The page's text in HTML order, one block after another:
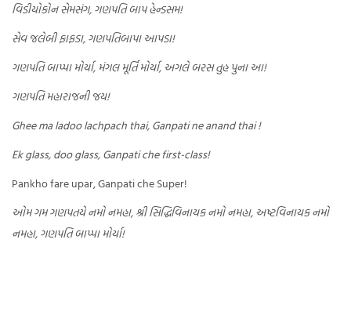
વિડીયોકોન સેમસંગ, ગણપતિ બાપ હેન્ડસમ!
સેવ જલેબી ફાફડા, ગણપતિબાપા આપડા!
ગણપતિ બાપ્પા મોર્યા, મંગલ મૂર્તિ મોર્યા, અગલે બરસ તુહ પુના આ!
ગણપતિ મહારાજની જય!
Ghee ma ladoo lachpach thai, Ganpati ne anand thai !
Ek glass, doo glass, Ganpati che first-class!
Pankho fare upar, Ganpati che Super!
ઓમ ગમ ગણપતયે નમો નમહા, શ્રી સિદ્ધિવિનાયક નમો નમહા, અષ્ટવિનાયક નમો
નમહા, ગણપતિ બાપ્પા મોર્યા!